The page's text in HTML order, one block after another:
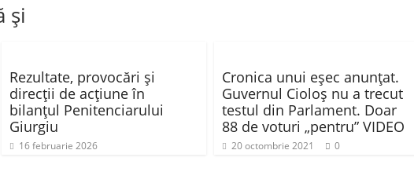
și
Rezultate, provocări și
direcții de acțiune în
bilanțul Penitenciarului
Giurgiu
16 februarie 2026
Cronica unui eşec anunţat.
Guvernul Cioloş nu a trecut
testul din Parlament. Doar
88 de voturi „pentru” VIDEO
20 octombrie 2021 0